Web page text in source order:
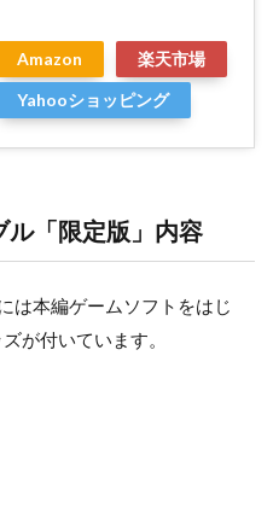
Amazon
楽天市場
Yahooショッピング
ル「限定版」内容
は本編ゲームソフトをはじ
が付いています。